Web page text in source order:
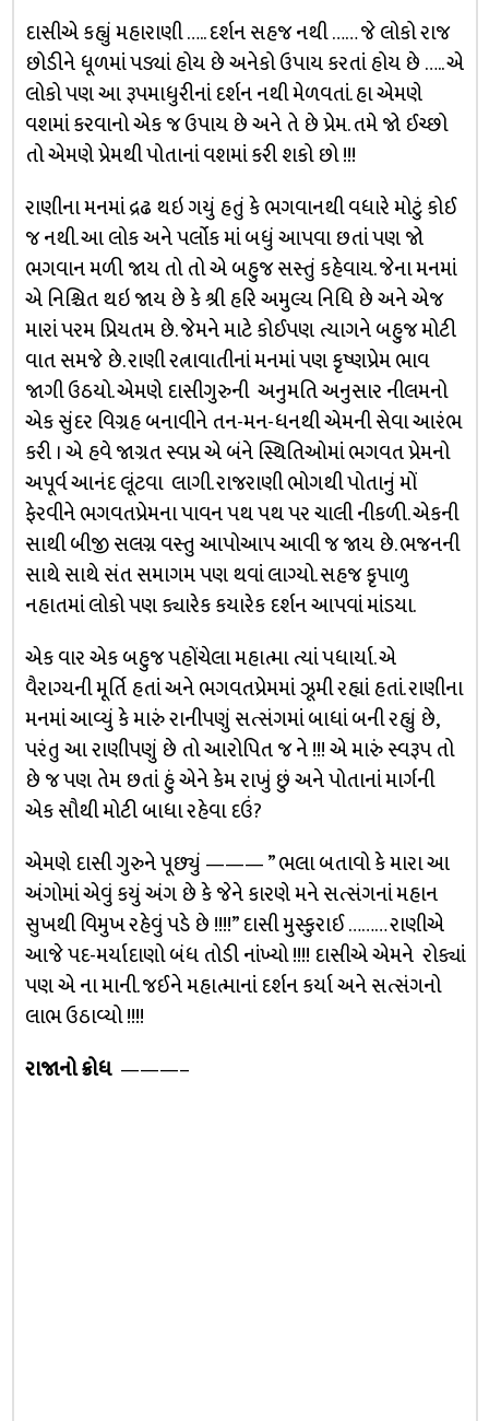
દાસીએ કહ્યું મહારાણી ….. દર્શન સહજ નથી …… જે લોકો રાજ
છોડીને ધૂળમાં પડ્યાં હોય છે અનેકો ઉપાય કરતાં હોય છે ….. એ
લોકો પણ આ રૂપમાધુરીનાં દર્શન નથી મેળવતાં. હા એમણે
વશમાં કરવાનો એક જ ઉપાય છે અને તે છે પ્રેમ. તમે જો ઈચ્છો
તો એમણે પ્રેમથી પોતાનાં વશમાં કરી શકો છો !!!
રાણીના મનમાં દ્રઢ થઇ ગયું હતું કે ભગવાનથી વધારે મોટું કોઈ
જ નથી. આ લોક અને પર્લોક માં બધું આપવા છતાં પણ જો
ભગવાન મળી જાય તો તો એ બહુજ સસ્તું કહેવાય. જેના મનમાં
એ નિશ્ચિત થઇ જાય છે કે શ્રી હરિ અમુલ્ય નિધિ છે અને એજ
મારાં પરમ પ્રિયતમ છે. જેમને માટે કોઈપણ ત્યાગને બહુજ મોટી
વાત સમજે છે. રાણી રત્નાવાતીનાં મનમાં પણ કૃષ્ણપ્રેમ ભાવ
જાગી ઉઠયો. એમણે દાસીગુરુની અનુમતિ અનુસાર નીલમનો
એક સુંદર વિગ્રહ બનાવીને તન-મન-ધનથી એમની સેવા આરંભ
કરી । એ હવે જાગ્રત સ્વપ્ન એ બંને સ્થિતિઓમાં ભગવત પ્રેમનો
અપૂર્વ આનંદ લૂંટવા લાગી. રાજરાણી ભોગથી પોતાનું મોં
ફેરવીને ભગવતપ્રેમના પાવન પથ પથ પર ચાલી નીકળી. એકની
સાથી બીજી સલગ્ન વસ્તુ આપોઆપ આવી જ જાય છે. ભજનની
સાથે સાથે સંત સમાગમ પણ થવાં લાગ્યો. સહજ કૃપાળુ
નહાતમાં લોકો પણ ક્યારેક કયારેક દર્શન આપવાં માંડયા.
એક વાર એક બહુજ પહોંચેલા મહાત્મા ત્યાં પધાર્યા. એ
વૈરાગ્યની મૂર્તિ હતાં અને ભગવતપ્રેમમાં ઝૂમી રહ્યાં હતાં. રાણીના
મનમાં આવ્યું કે મારું રાનીપણું સત્સંગમાં બાધાં બની રહ્યું છે,
પરંતુ આ રાણીપણું છે તો આરોપિત જ ને !!! એ મારું સ્વરૂપ તો
છે જ પણ તેમ છતાં હું એને કેમ રાખું છું અને પોતાનાં માર્ગની
એક સૌથી મોટી બાધા રહેવા દઉં?
એમણે દાસી ગુરુને પૂછ્યું ——— ” ભલા બતાવો કે મારા આ
અંગોમાં એવું કયું અંગ છે કે જેને કારણે મને સત્સંગનાં મહાન
સુખથી વિમુખ રહેવું પડે છે !!!!” દાસી મુસ્કુરાઈ ……… રાણીએ
આજે પદ-મર્યાદાણો બંધ તોડી નાંખ્યો !!!! દાસીએ એમને રોક્યાં
પણ એ ના માની. જઈને મહાત્માનાં દર્શન કર્યા અને સત્સંગનો
લાભ ઉઠાવ્યો !!!!
રાજાનો ક્રોધ———–